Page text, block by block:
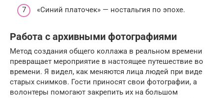
«Синий платочек» — ностальгия по эпохе.
Работа с архивными фотографиями
Метод создания общего коллажа в реальном времени
превращает мероприятие в настоящее путешествие во
времени. Я видел, как меняются лица людей при виде
старых снимков. Гости приносят свои фотографии, а
волонтеры помогают закрепить их на большом